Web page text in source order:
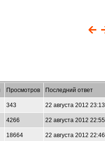
Просмотров Последний ответ
343 22 августа 2012 23:13
4266 22 августа 2012 22:55
18664 22 августа 2012 22:46